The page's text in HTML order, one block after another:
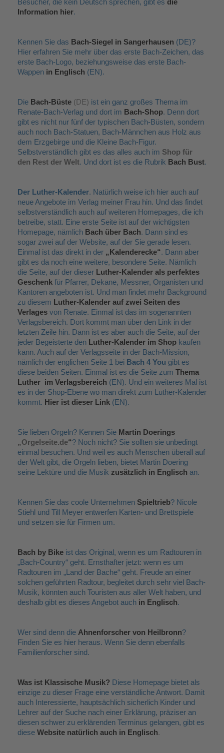
Besucher, die kein Deutsch sprechen, gibt es die
Information hier.
Kennen Sie das Bach-Siegel in Sangerhausen (DE)?
Hier erfahren Sie mehr über das erste Bach-Zeichen, das
erste Bach-Logo, beziehungsweise das erste Bach-
Wappen in Englisch (EN).
Die Bach-Büste (DE) ist ein ganz großes Thema im
Renate-Bach-Verlag und dort im Bach-Shop. Denn dort
gibt es nicht nur fünf der typischen Bach-Büsten, sondern
auch noch Bach-Statuen, Bach-Männchen aus Holz aus
dem Erzgebirge und die Kleine Bach-Figur.
Selbstverständlich gibt es das alles auch im Shop für
den Rest der Welt. Und dort ist es die Rubrik Bach Bust.
Der Luther-Kalender. Natürlich weise ich hier auch auf
neue Angebote im Verlag meiner Frau hin. Und das findet
selbstverständlich auch auf weiteren Homepages, die ich
betreibe, statt. Eine erste Seite ist auf der wichtigsten
Homepage, nämlich Bach über Bach. Dann sind es
sogar zwei auf der Website, auf der Sie gerade lesen.
Einmal ist das direkt in der „Kalenderecke“. Dann aber
gibt es da noch eine weitere, besondere Seite. Nämlich
die Seite, auf der dieser Luther-Kalender als perfektes
Geschenk für Pfarrer, Dekane, Messner, Organisten und
Kantoren angeboten ist. Und man findet mehr Background
zu diesem Luther-Kalender auf zwei Seiten des
Verlages von Renate. Einmal ist das im sogenannten
Verlagsbereich. Dort kommt man über den Link in der
letzten Zeile hin. Dann ist es aber auch die Seite, auf der
jeder Begeisterte den Luther-Kalender im Shop kaufen
kann. Auch auf der Verlagsseite in der Bach-Mission,
nämlich der englichen Seite 1 bei Bach 4 You gibt es
diese beiden Seiten. Einmal ist es die Seite zum Thema
Luther im Verlagsbereich (EN). Und ein weiteres Mal ist
es in der Shop-Ebene wo man direkt zum Luther-Kalender
kommt. Hier ist dieser Link (EN).
Sie lieben Orgeln? Kennen Sie Martin Doerings
„Orgelseite.de“? Noch nicht? Sie sollten sie unbedingt
einmal besuchen. Und weil es auch Menschen überall auf
der Welt gibt, die Orgeln lieben, bietet Martin Doering
seine Lektüre und die Musik zusätzlich in Englisch an.
Kennen Sie das coole Unternehmen Spieltrieb? Nicole
Stiehl und Till Meyer entwerfen Karten- und Brettspiele
und setzen sie für Firmen um.
Bach by Bike ist das Original, wenn es um Radtouren in
„Bach-Country“ geht. Ernsthafter jetzt: wenn es um
Radtouren im „Land der Bache“ geht. Freude an einer
solchen geführten Radtour, begleitet durch sehr viel Bach-
Musik, könnten auch Touristen aus aller Welt haben, und
deshalb gibt es dieses Angebot auch in Englisch.
Wer sind denn die Ahnenforscher von Heilbronn?
Finden Sie es hier heraus. Wenn Sie denn ebenfalls
Familienforscher sind.
Was ist Klassische Musik? Diese Homepage bietet als
einzige zu dieser Frage eine verständliche Antwort. Damit
auch Interessierte, hauptsächlich sicherlich Kinder und
Lehrer auf der Suche nach einer Erklärung, präziser an
diesen schwer zu erklärenden Terminus gelangen, gibt es
diese Website natürlich auch in Englisch.